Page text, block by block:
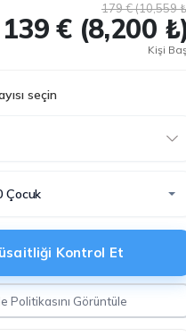
179 € (10,559
139 € (8,200
Kişi
seçin
Çocuk
Kontrol Et
Politikasını Görüntüle